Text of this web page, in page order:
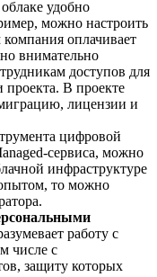
удобно
можно настроить
оплачивает
внимательно
доступов для
проекта. В проекте
лицензии и
цифровой
сервиса, можно
инфраструктуре
то можно
работу с
числе с
защиту которых